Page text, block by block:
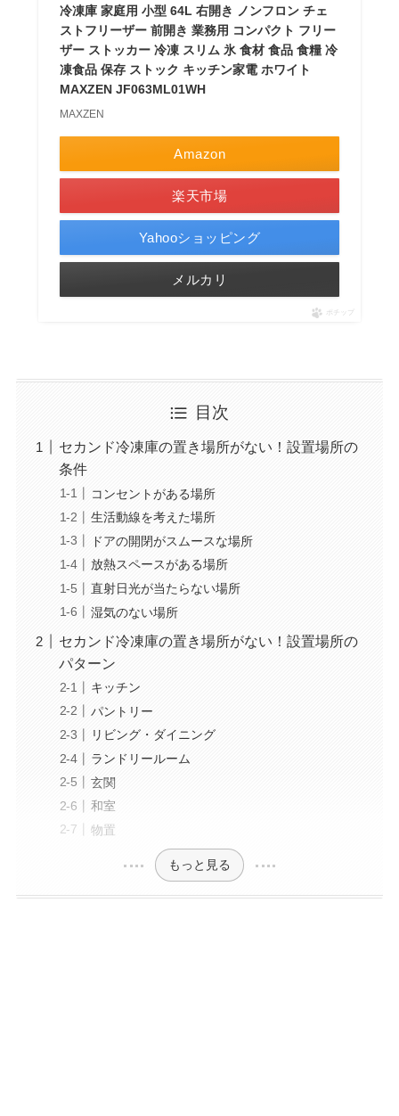
冷凍庫 家庭用 小型 64L 右開き ノンフロン チェ
ストフリーザー 前開き 業務用 コンパクト フリー
ザー ストッカー 冷凍 スリム 氷 食材 食品 食糧 冷
凍食品 保存 ストック キッチン家電 ホワイト
MAXZEN JF063ML01WH
MAXZEN
Amazon
楽天市場
Yahooショッピング
メルカリ
ポチップ
目次
セカンド冷凍庫の置き場所がない！設置場所の
条件
コンセントがある場所
生活動線を考えた場所
ドアの開閉がスムースな場所
放熱スペースがある場所
直射日光が当たらない場所
湿気のない場所
セカンド冷凍庫の置き場所がない！設置場所の
パターン
キッチン
パントリー
リビング・ダイニング
ランドリールーム
玄関
和室
物置
もっと見る